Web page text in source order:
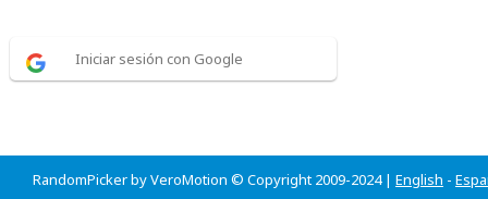
Iniciar sesión con Google
RandomPicker by VeroMotion © Copyright 2009-2024 | English -